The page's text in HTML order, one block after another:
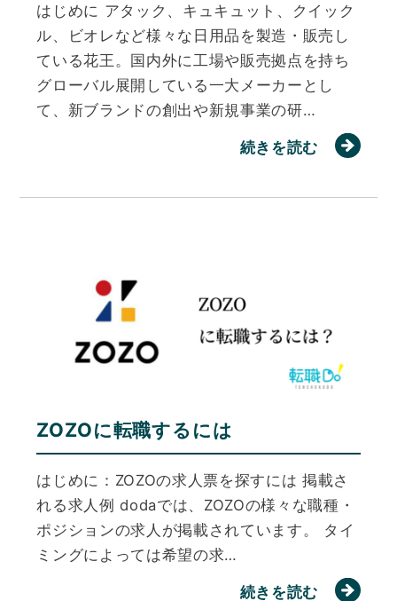
はじめに アタック、キュキュット、クイック
ル、ビオレなど様々な日用品を製造・販売し
ている花王。国内外に工場や販売拠点を持ち
グローバル展開している一大メーカーとし
て、新ブランドの創出や新規事業の研…
続きを読む
ZOZOに転職するには
はじめに：ZOZOの求人票を探すには 掲載さ
れる求人例 dodaでは、ZOZOの様々な職種・
ポジションの求人が掲載されています。 タイ
ミングによっては希望の求…
続きを読む